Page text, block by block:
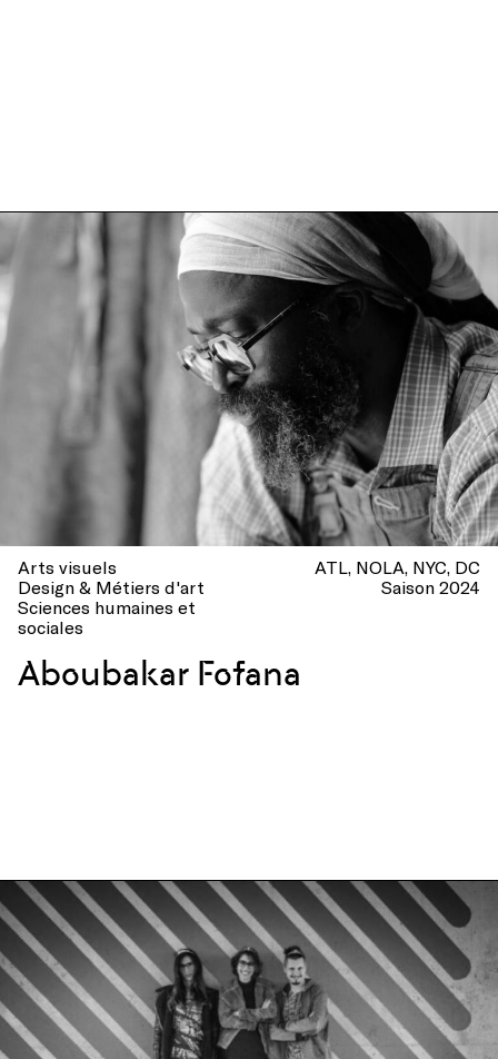
Arts visuels
Design & Métiers d'art
Sciences humaines et
sociales
ATL NOLA NYC DC
Saison 2024
Aboubakar Fofana